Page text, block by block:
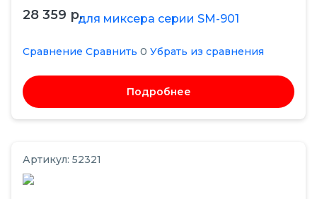
28 359 р.
Сравнение Сравнить 0 Убрать из сравнения
Подробнее
Артикул: 52321